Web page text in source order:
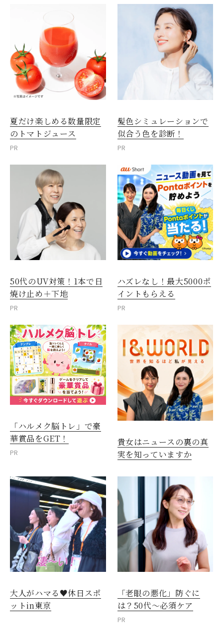
夏だけ楽しめる数量限定
のトマトジュース
PR
髪色シミュレーションで
似合う色を診断！
PR
50代のUV対策！1本で日
焼け止め＋下地
PR
ハズレなし！最大5000ポ
イントもらえる
PR
「ハルメク脳トレ」で豪
華賞品をGET！
PR
貴女はニュースの裏の真
実を知っていますか
大人がハマる♥休日スポ
ットin東京
「老眼の悪化」防ぐに
は？50代～必須ケア
PR